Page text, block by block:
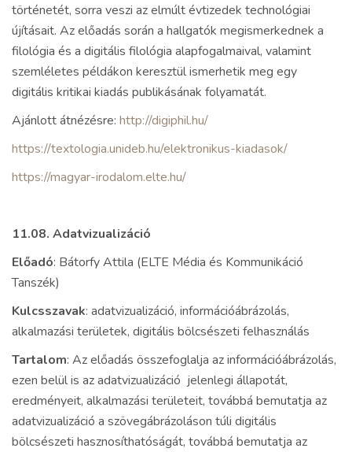
történetét, sorra veszi az elmúlt évtizedek technológiai
újításait. Az előadás során a hallgatók megismerkednek a
filológia és a digitális filológia alapfogalmaival, valamint
szemléletes példákon keresztül ismerhetik meg egy
digitális kritikai kiadás publikásának folyamatát.
Ajánlott átnézésre: http://digiphil.hu/
https://textologia.unideb.hu/elektronikus-kiadasok/
https://magyar-irodalom.elte.hu/
11.08. Adatvizualizáció
Előadó: Bátorfy Attila (ELTE Média és Kommunikáció
Tanszék)
Kulcsszavak: adatvizualizáció, információábrázolás,
alkalmazási területek, digitális bölcsészeti felhasználás
Tartalom: Az előadás összefoglalja az információábrázolás,
ezen belül is az adatvizualizáció jelenlegi állapotát,
eredményeit, alkalmazási területeit, továbbá bemutatja az
adatvizualizáció a szövegábrázoláson túli digitális
bölcsészeti hasznosíthatóságát, továbbá bemutatja az